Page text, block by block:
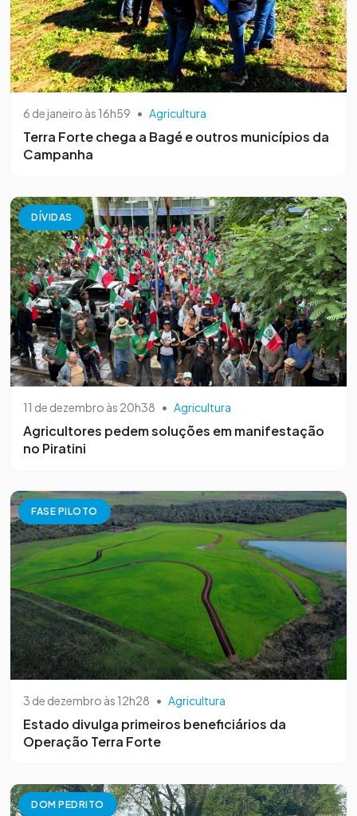
6 de janeiro às 16h59 • Agricultura
Terra Forte chega a Bagé e outros municípios da
Campanha
DÍVIDAS
11 de dezembro às 20h38 • Agricultura
Agricultores pedem soluções em manifestação
no Piratini
FASE PILOTO
3 de dezembro às 12h28 • Agricultura
Estado divulga primeiros beneficiários da
Operação Terra Forte
DOM PEDRITO